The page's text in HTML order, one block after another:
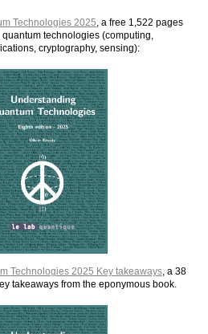
Technologies 2025 , a free 1,522 pages
technologies (computing,
cryptography, sensing):
Technologies 2025 Key takeaways, a 38
takeaways from the eponymous book.